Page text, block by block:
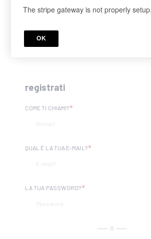
Bundle: Incident e Crisis
2 Corsi inclusi
Prezzo
registrati
COME TI CHIAMI?*
QUAL È LA TUA E-MAIL?*
LA TUA PASSWORD?*
o
The stripe gateway is not properly setup.
OK